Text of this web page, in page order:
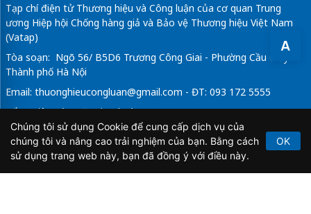
A
Tạp chí điện tử Thương hiệu và Công luận của cơ quan Trung
ương Hiệp hội Chống hàng giả và Bảo vệ Thương hiệu Việt Nam
(Vatap)
Tòa soạn: Ngõ 56/ B5D6 Trương Công Giai - Phường Cầu Giấy -
Thành phố Hà Nội
Email: thuonghieucongluan@gmail.com - ĐT: 093 172 5555
Tổng Biên Tập: Vũ Đức Thuận
Giấy phép hoạt động báo chí điện tử số 64/GP-BTTTT do Bộ
Thông tin và Truyền thông cấp ngày 21/2/2020.
Chúng tôi sử dụng Cookie để cung cấp dịch vụ của
chúng tôi và nâng cao trải nghiệm của bạn. Bằng cách
sử dụng trang web này, bạn đã đồng ý với điều này.
OK